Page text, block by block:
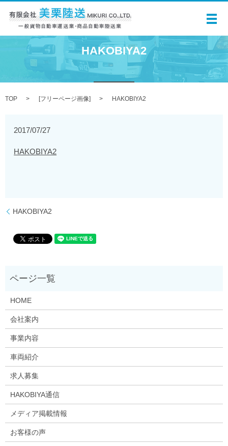
メ
HAKOBIYA2
TOP [フリーページ画像] HAKOBIYA2
2017/07/27
HAKOBIYA2
HAKOBIYA2
HOME
会社案内
事業内容
車両紹介
求人募集
HAKOBIYA通信
メディア掲載情報
お客様の声